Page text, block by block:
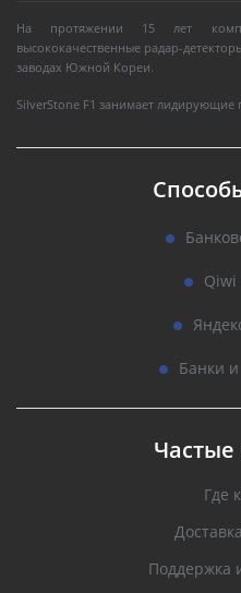
На протяжении 15 лет
высококачественные радар-
заводах Южной Кореи.
SilverStone F1 занимает
Qiwi
Банки
Где
Поддержка